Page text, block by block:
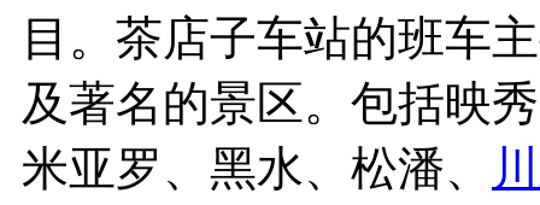
目。茶店子车站的班车
及著名的景区。包括映
米亚罗、黑水、松潘、